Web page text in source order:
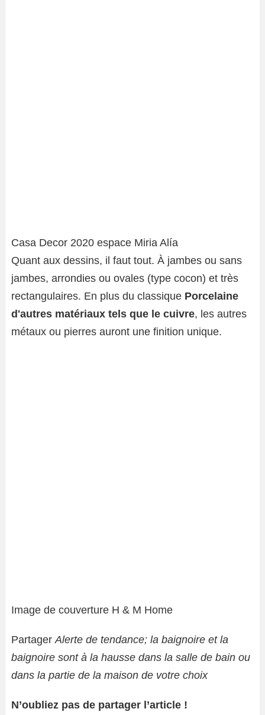
Casa Decor 2020 espace Miria Alía
Quant aux dessins, il faut tout. À jambes ou sans
jambes, arrondies ou ovales (type cocon) et très
rectangulaires. En plus du classique Porcelaine
d'autres matériaux tels que le cuivre, les autres
métaux ou pierres auront une finition unique.
Image de couverture H & M Home
Partager Alerte de tendance; la baignoire et la
baignoire sont à la hausse dans la salle de bain ou
dans la partie de la maison de votre choix
N’oubliez pas de partager l’article !